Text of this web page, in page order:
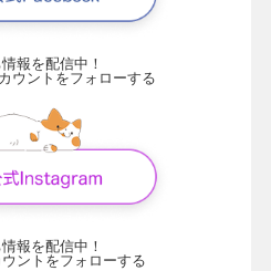
報を配信中！
ウントをフォローする
報を配信中！
ントをフォローする